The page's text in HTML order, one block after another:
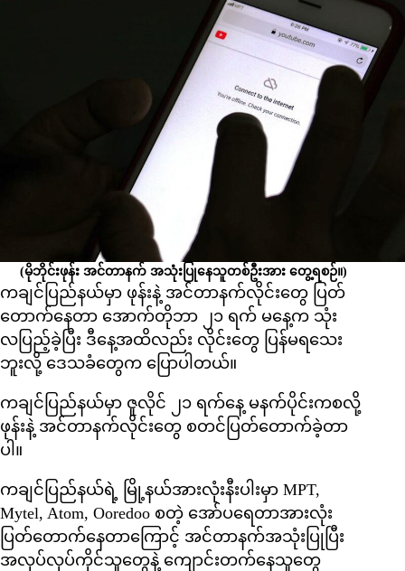
(မိုဘိုင်းဖုန်း အင်တာနက် အသုံးပြုနေသူတစ်ဦးအား တွေ့ရစဉ်။)
ကချင်ပြည်နယ်မှာ ဖုန်းနဲ့ အင်တာနက်လိုင်းတွေ ပြတ်
တောက်နေတာ အောက်တိုဘာ ၂၁ ရက် မနေ့က သုံး
လပြည့်ခဲ့ပြီး ဒီနေ့အထိလည်း လိုင်းတွေ ပြန်မရသေး
ဘူးလို့ ဒေသခံတွေက ပြောပါတယ်။
ကချင်ပြည်နယ်မှာ ဇူလိုင် ၂၁ ရက်နေ့ မနက်ပိုင်းကစလို့
ဖုန်းနဲ့ အင်တာနက်လိုင်းတွေ စတင်ပြတ်တောက်ခဲ့တာ
ပါ။
ကချင်ပြည်နယ်ရဲ့ မြို့နယ်အားလုံးနီးပါးမှာ MPT,
Mytel, Atom, Ooredoo စတဲ့ အော်ပရေတာအားလုံး
ပြတ်တောက်နေတာကြောင့် အင်တာနက်အသုံးပြုပြီး
အလုပ်လုပ်ကိုင်သူတွေနဲ့ ကျောင်းတက်နေသူတွေ